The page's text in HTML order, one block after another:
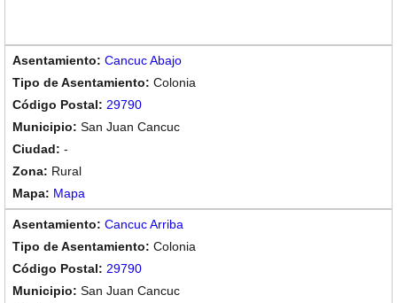
Cancuc Abajo
Colonia
29790
San Juan Cancuc
-
Rural
Mapa
Cancuc Arriba
Colonia
29790
San Juan Cancuc